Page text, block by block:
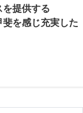
提供する
斐を感じ充実した